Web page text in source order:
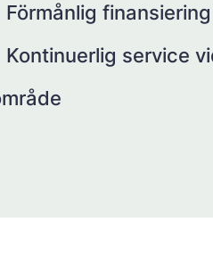
Förmånlig
Kontinuerlig service